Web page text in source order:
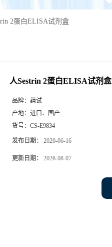
2蛋白ELISA试剂盒
人Sestrin 2蛋白ELISA试剂盒
品牌： 莼试
产地： 进口、国产
货号： CS-E9834
发布日期： 2020-06-16
更新日期： 2026-08-07